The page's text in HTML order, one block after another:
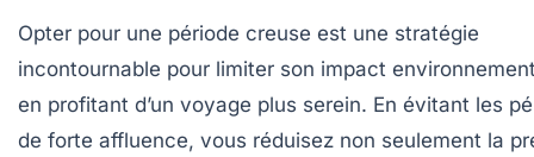
Opter pour une période creuse est une stratégie
incontournable pour limiter son impact
en profitant d’un voyage plus serein. En évitant les
de forte affluence, vous réduisez non seulement la